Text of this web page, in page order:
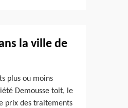
la ville de
plus ou moins
Demousse toit, le
prix des traitements